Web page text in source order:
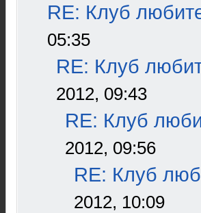
RE: Клуб
05:35
RE: Клуб
2012, 09:43
RE: Клуб
2012, 09:56
RE: Клуб
2012, 10:09